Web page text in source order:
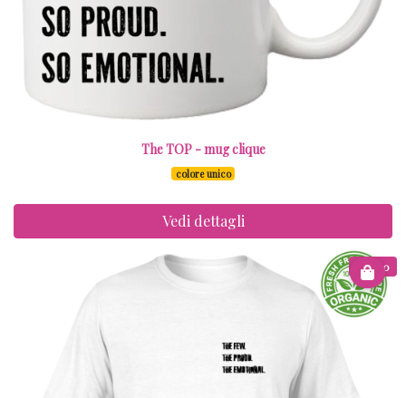
The TOP - mug clique
colore unico
Vedi dettagli
€ 15.00